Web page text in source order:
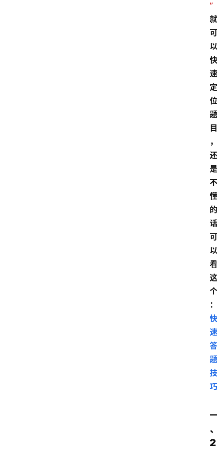
”
就
可
以
快
速
定
位
题
目
，
还
是
不
懂
的
话
可
以
看
这
个
：
快
速
答
题
技
巧
2